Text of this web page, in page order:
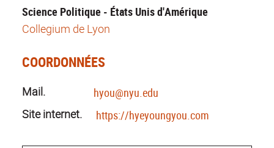
Science Politique - États Unis d'Amérique
Collegium de Lyon
COORDONNÉES
Mail.
hyou@nyu.edu
Site internet.
https://hyeyoungyou.com